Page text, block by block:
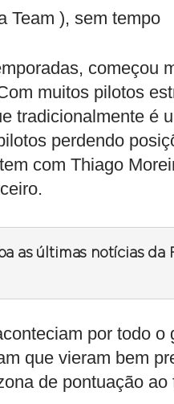
Team ), sem tempo
começou
muitos pilotos
tradicionalmente é
perdendo
com Thiago
as últimas notícias da
por todo o
que vieram bem
de pontuação ao